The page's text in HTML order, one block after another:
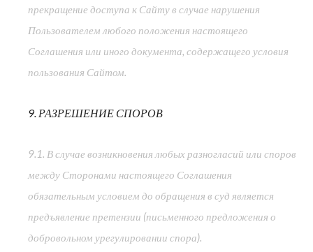
прекращение доступа к Сайту в случае нарушения
Пользователем любого положения настоящего
Соглашения или иного документа, содержащего условия
пользования Сайтом.
9. РАЗРЕШЕНИЕ СПОРОВ
9.1. В случае возникновения любых разногласий или споров
между Сторонами настоящего Соглашения
обязательным условием до обращения в суд является
предъявление претензии (письменного предложения о
добровольном урегулировании спора).